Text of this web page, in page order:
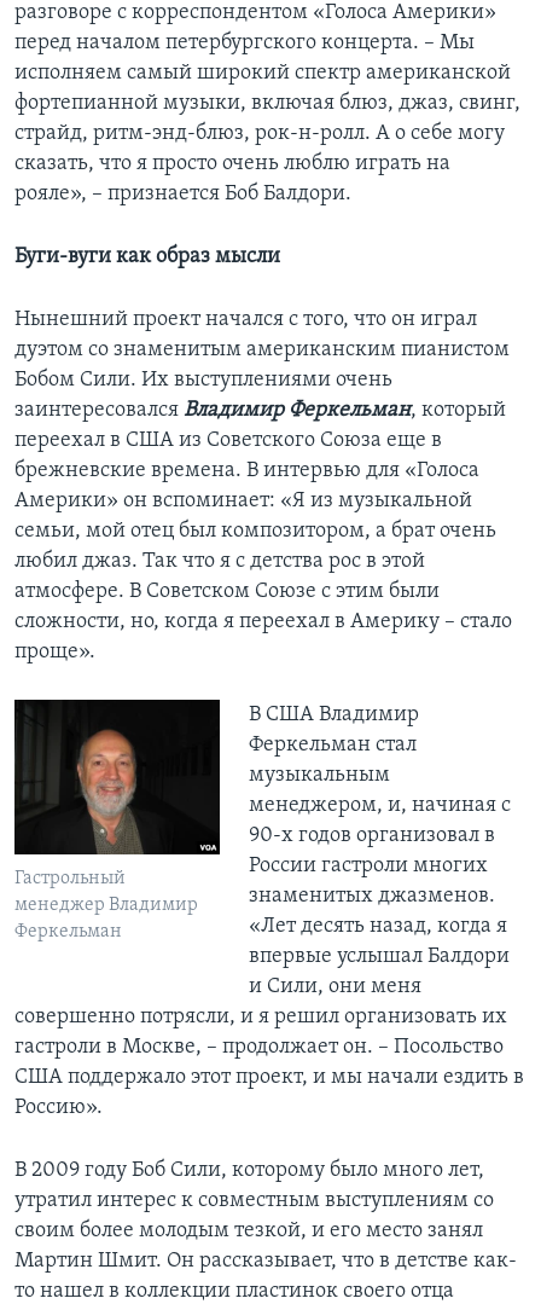
разговоре с корреспондентом «Голоса Америки»
перед началом петербургского концерта. – Мы
исполняем самый широкий спектр американской
фортепианной музыки, включая блюз, джаз, свинг,
страйд, ритм-энд-блюз, рок-н-ролл. А о себе могу
сказать, что я просто очень люблю играть на
рояле», – признается Боб Балдори.
Буги-вуги как образ мысли
Нынешний проект начался с того, что он играл
дуэтом со знаменитым американским пианистом
Бобом Сили. Их выступлениями очень
заинтересовался Владимир Феркельман, который
переехал в США из Советского Союза еще в
брежневские времена. В интервью для «Голоса
Америки» он вспоминает: «Я из музыкальной
семьи, мой отец был композитором, а брат очень
любил джаз. Так что я с детства рос в этой
атмосфере. В Советском Союзе с этим были
сложности, но, когда я переехал в Америку – стало
проще».
Гастрольный
менеджер Владимир
Феркельман
В США Владимир
Феркельман стал
музыкальным
менеджером, и, начиная с
90-х годов организовал в
России гастроли многих
знаменитых джазменов.
«Лет десять назад, когда я
впервые услышал Балдори
и Сили, они меня
совершенно потрясли, и я решил организовать их
гастроли в Москве, – продолжает он. – Посольство
США поддержало этот проект, и мы начали ездить в
Россию».
В 2009 году Боб Сили, которому было много лет,
утратил интерес к совместным выступлениям со
своим более молодым тезкой, и его место занял
Мартин Шмит. Он рассказывает, что в детстве как-
то нашел в коллекции пластинок своего отца